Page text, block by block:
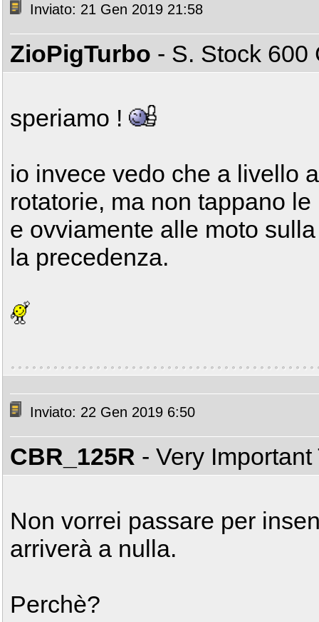
Inviato: 21 Gen 2019 21:58
ZioPigTurbo - S. Stock
speriamo !
io invece vedo che a livello
rotatorie, ma non tappano
e ovviamente alle moto
la precedenza.
Inviato: 22 Gen 2019 6:50
CBR_125R - Very
Non vorrei passare per
arriverà a nulla.
Perchè?